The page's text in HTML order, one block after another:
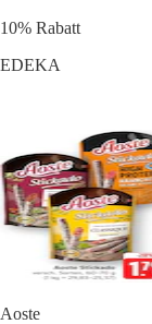
10% Rabatt
EDEKA
Aoste